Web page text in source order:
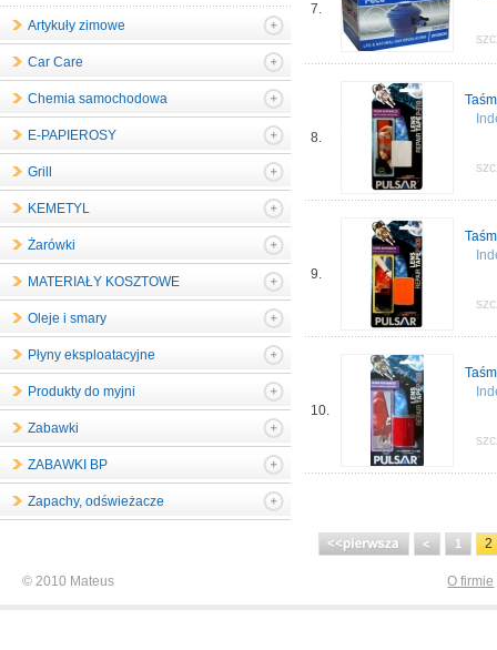
Artykuły zimowe
Car Care
Chemia samochodowa
E-PAPIEROSY
Grill
KEMETYL
Żarówki
MATERIAŁY KOSZTOWE
Oleje i smary
Płyny eksploatacyjne
Produkty do myjni
Zabawki
ZABAWKI BP
Zapachy, odświeżacze
7.
8.
9.
10.
1 2
© 2010 Mateus O firmie